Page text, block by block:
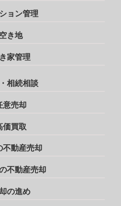
ョン管理
空き地
家管理
相続相談
意売却
価買取
不動産売却
不動産売却
の進め